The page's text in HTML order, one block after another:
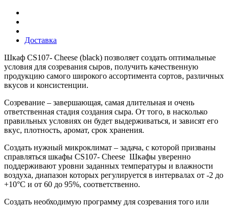
Доставка
Шкаф CS107- Cheese (black) позволяет создать оптимальные
условия для созревания сыров, получить качественную
продукцию самого широкого ассортимента сортов, различных
вкусов и консистенции.
Созревание – завершающая, самая длительная и очень
ответственная стадия создания сыра. От того, в насколько
правильных условиях он будет выдерживаться, и зависят его
вкус, плотность, аромат, срок хранения.
Создать нужный микроклимат – задача, с которой призваны
справляться шкафы CS107- Cheese Шкафы уверенно
поддерживают уровни заданных температуры и влажности
воздуха, диапазон которых регулируется в интервалах от -2 до
+10°С и от 60 до 95%, соответственно.
Создать необходимую программу для созревания того или